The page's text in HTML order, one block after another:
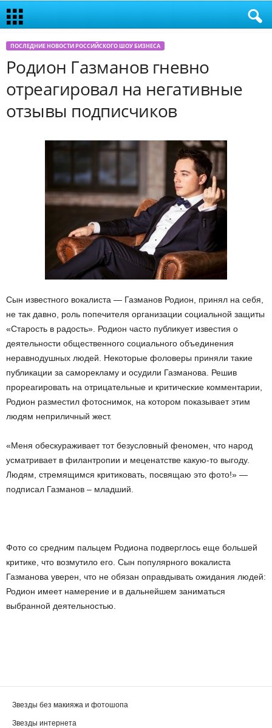
ПОСЛЕДНИЕ НОВОСТИ РОССИЙСКОГО ШОУ БИЗНЕСА
Родион Газманов гневно
отреагировал на негативные
отзывы подписчиков
Сын известного вокалиста — Газманов Родион, принял на себя,
не так давно, роль попечителя организации социальной защиты
«Старость в радость». Родион часто публикует известия о
деятельности общественного социального объединения
неравнодушных людей. Некоторые фоловеры приняли такие
публикации за саморекламу и осудили Газманова. Решив
прореагировать на отрицательные и критические комментарии,
Родион разместил фотоснимок, на котором показывает этим
людям неприличный жест.
«Меня обескураживает тот безусловный феномен, что народ
усматривает в филантропии и меценатстве какую-то выгоду.
Людям, стремящимся критиковать, посвящаю это фото!» —
подписал Газманов – младший.
Фото со средним пальцем Родиона подверглось еще большей
критике, что возмутило его. Сын популярного вокалиста
Газманова уверен, что не обязан оправдывать ожидания людей:
Родион имеет намерение и в дальнейшем заниматься
выбранной деятельностью.
Звезды без макияжа и фотошопа
Звезды интернета